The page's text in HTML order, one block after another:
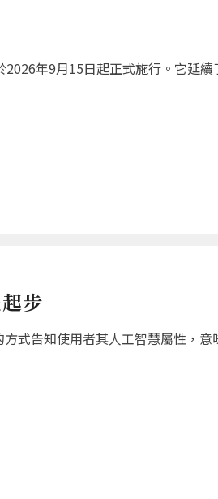
年9月15日起正式施行。它延
步
式告知使用者其人工智慧屬性，意